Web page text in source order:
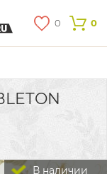
0 0
В наличии